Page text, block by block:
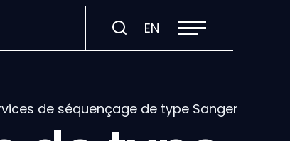
EN Visiter
la
English.
la
navigation
de séquençage de type Sanger